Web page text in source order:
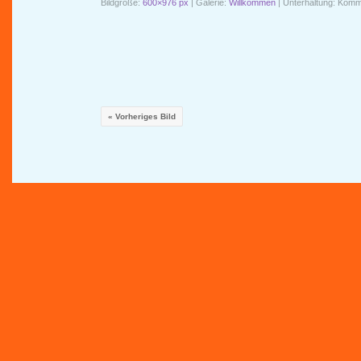
Bildgröße: 600×976 px | Galerie: Willkommen | Unterhaltung:
« Vorheriges Bild